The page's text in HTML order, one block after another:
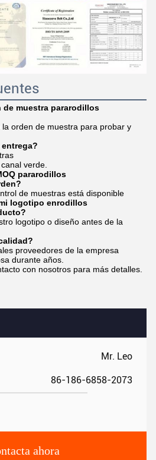
Mr. Leo
86-186-6858-2073
ahora
de muestra pararodillos
orden de muestra para probar y
verde.
pararodillos
de muestras está disponible
logotipo enrodillos
logotipo o diseño antes de la
proveedores de la empresa
durante años.
con nosotros para más detalles.